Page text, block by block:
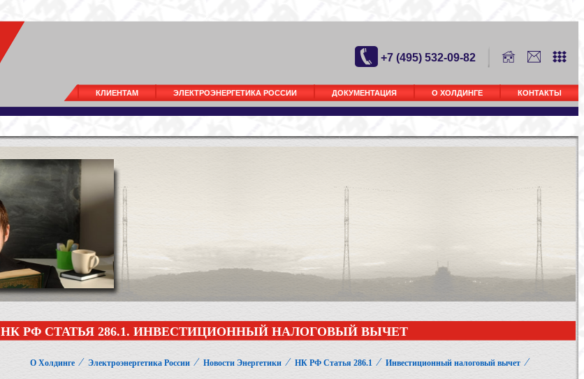
+7 (495) 532-09-82
КЛИЕНТАМ ЭЛЕКТРОЭНЕРГЕТИКА РОССИИ ДОКУМЕНТАЦИЯ О ХОЛДИНГЕ КОНТАКТЫ
НК РФ СТАТЬЯ 286.1. ИНВЕСТИЦИОННЫЙ НАЛОГОВЫЙ ВЫЧЕТ
О Холдинге ⁄ Электроэнергетика России ⁄ Новости Энергетики ⁄ НК РФ Статья 286.1 ⁄ Инвестиционный налоговый вычет ⁄